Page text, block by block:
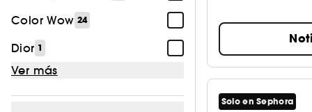
Color Wow 24
Dior 1
Ver más
Solo en Sephora